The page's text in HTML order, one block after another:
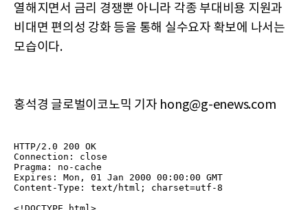
열해지면서 금리 경쟁뿐 아니라 각종 부대비용 지원과
비대면 편의성 강화 등을 통해 실수요자 확보에 나서는
모습이다.
홍석경 글로벌이코노믹 기자 hong@g-enews.com